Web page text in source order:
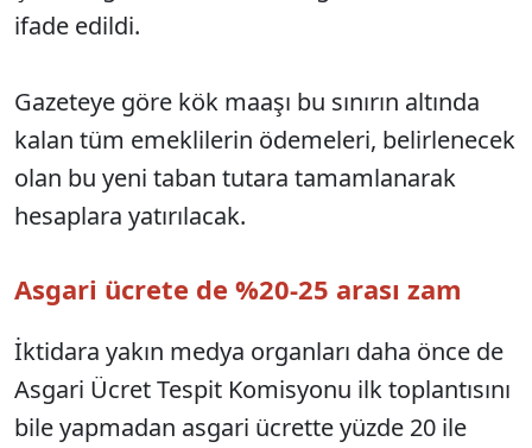
ifade edildi.
Gazeteye göre kök maaşı bu sınırın altında
kalan tüm emeklilerin ödemeleri, belirlenecek
olan bu yeni taban tutara tamamlanarak
hesaplara yatırılacak.
Asgari ücrete de %20-25 arası zam
İktidara yakın medya organları daha önce de
Asgari Ücret Tespit Komisyonu ilk toplantısını
bile yapmadan asgari ücrette yüzde 20 ile